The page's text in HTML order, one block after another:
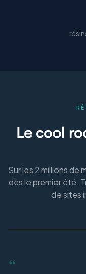
Le cool
Sur les 2 millions de
dès le premier été.
de sites
“